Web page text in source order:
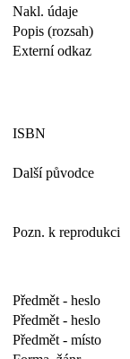
Nakl. údaje
Popis (rozsah)
Externí odkaz
ISBN
Další původce
Pozn. k reprodukci
Předmět - heslo
Předmět - heslo
Předmět - místo